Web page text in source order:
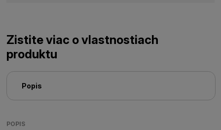
Zistite viac o vlastnostiach
produktu
Popis
POPIS